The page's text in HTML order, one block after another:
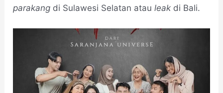
parakang di Sulawesi Selatan atauleak di Bali.